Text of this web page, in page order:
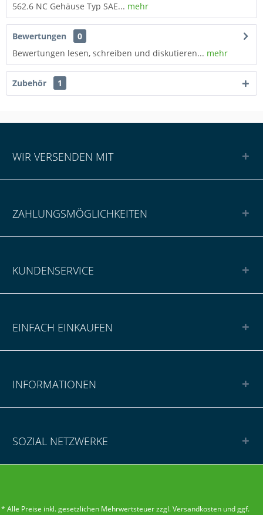
562.6 NC Gehäuse Typ SAE... mehr
Bewertungen
0
Bewertungen lesen, schreiben und diskutieren... mehr
Zubehör 1
WIR VERSENDEN MIT
ZAHLUNGSMÖGLICHKEITEN
KUNDENSERVICE
EINFACH EINKAUFEN
INFORMATIONEN
SOZIAL NETZWERKE
* Alle Preise inkl. gesetzlichen Mehrwertsteuer zzgl.Versandkostenund ggf.